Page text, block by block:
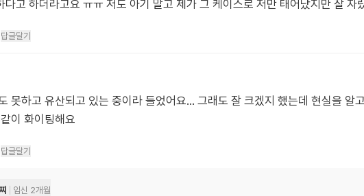
다고 하더라고요 ㅠㅠ 저도 아기 말고 제가 그 케이스로 저만 태어났지만 잘 자
답글달기
못하고 유산되고 있는 중이라 들었어요... 그래도 잘 크겠지 했는데 현실을 알
이 화이팅해요
답글달기
임신 2개월